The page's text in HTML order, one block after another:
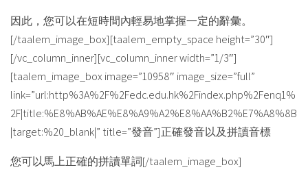
因此，您可以在短時間內輕易地掌握一定的辭彙。
[/taalem_image_box][taalem_empty_space height=”30″]
[/vc_column_inner][vc_column_inner width=”1/3″]
[taalem_image_box image=”10958″ image_size=”full”
link=”url:http%3A%2F%2Fedc.edu.hk%2Findex.php%2Fenq1%
2F|title:%E8%AB%AE%E8%A9%A2%E8%AA%B2%E7%A8%8B
|target:%20_blank|” title=”發音”]正確發音以及拼讀音標
您可以馬上正確的拼讀單詞[/taalem_image_box]